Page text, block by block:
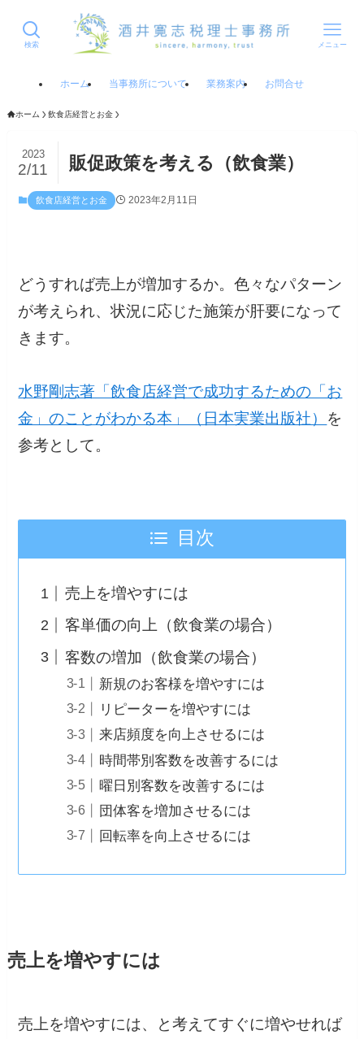
検索 メニュー
ホーム 当事務所について 業務案内 お問合せ
ホーム 飲食店経営とお金
販促政策を考える（飲食業）
2023
2/11
飲食店経営とお金 2023年2月11日
どうすれば売上が増加するか。色々なパターン
が考えられ、状況に応じた施策が肝要になって
きます。
水野剛志著「飲食店経営で成功するための「お
金」のことがわかる本」（日本実業出版社） を
参考として。
目次
売上を増やすには
客単価の向上（飲食業の場合）
客数の増加（飲食業の場合）
新規のお客様を増やすには
リピーターを増やすには
来店頻度を向上させるには
時間帯別客数を改善するには
曜日別客数を改善するには
団体客を増加させるには
回転率を向上させるには
売上を増やすには
売上を増やすには、と考えてすぐに増やせれば